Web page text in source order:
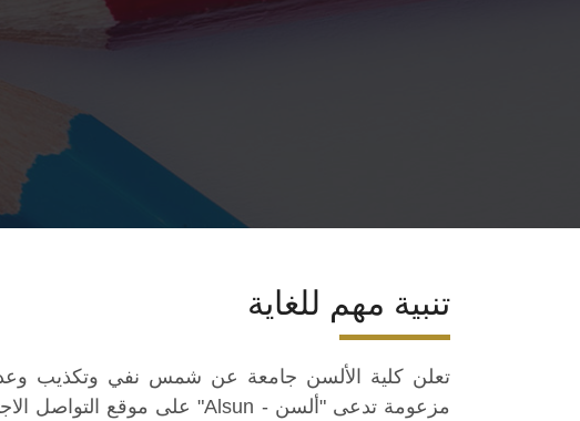
تنبية مهم للغاية
تعلن كلية الألسن جامعة عن شمس نفي وتكذيب
مزعومة تدعى "ألسن - Alsun" على موقع التواصل